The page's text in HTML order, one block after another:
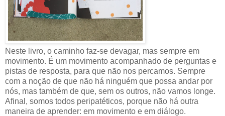
Neste livro, o caminho faz-se devagar, mas sempre em
movimento. É um movimento acompanhado de perguntas e
pistas de resposta, para que não nos percamos. Sempre
com a noção de que não há ninguém que possa andar por
nós, mas também de que, sem os outros, não vamos longe.
Afinal, somos todos peripatéticos, porque não há outra
maneira de aprender: em movimento e em diálogo.